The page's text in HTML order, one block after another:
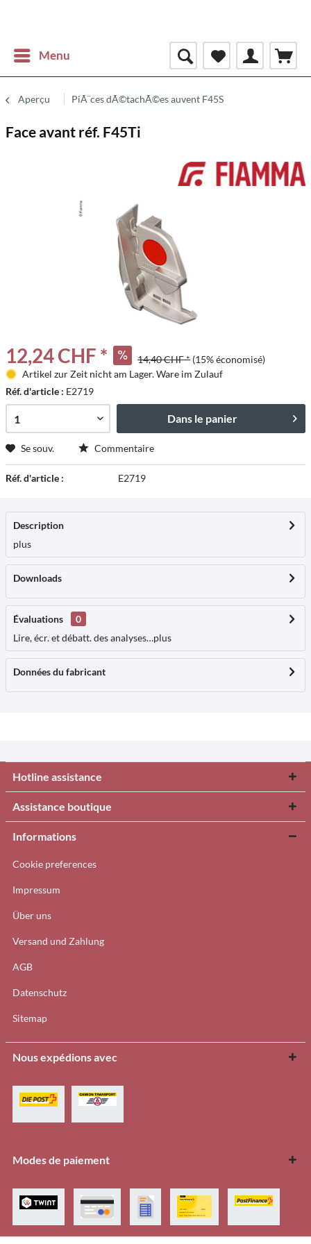
Menu
Aperçu PiÃ¨ces dÃ©tachÃ©es auvent F45S
Face avant réf. F45Ti
12,24 CHF * 14,40 CHF * (15% économisé)
Artikel zur Zeit nicht am Lager. Ware im Zulauf
Réf. d'article : E2719
Dans le panier
Se souv. Commentaire
Réf. d'article : E2719
Description
plus
Downloads
Évaluations
0
Lire, écr. et débatt. des analyses…plus
Données du fabricant
Hotline assistance
Assistance boutique
Informations
Cookie preferences
Impressum
Über uns
Versand und Zahlung
AGB
Datenschutz
Sitemap
Nous expédions avec
Modes de paiement